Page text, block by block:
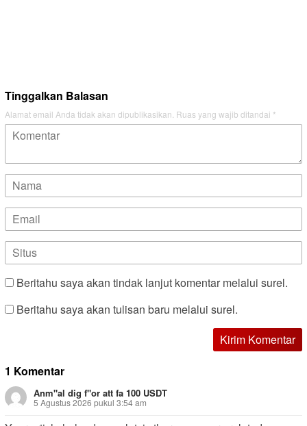
Tinggalkan Balasan
Alamat email Anda tidak akan dipublikasikan. Ruas yang wajib ditandai *
Beritahu saya akan tindak lanjut komentar melalui surel.
Beritahu saya akan tulisan baru melalui surel.
1 Komentar
Anm"al dig f"or att fa 100 USDT
5 Agustus 2026 pukul 3:54 am